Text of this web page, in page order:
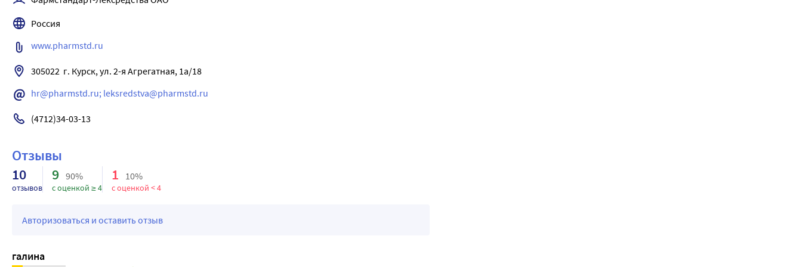
вещества в кровь, но могут развиться сухость во рту, затруднение аккомодации, тахикардия.
Лечение симптоматическое.
Значительная передозировка может вызвать симптомы, связанные с холинолитическим действием препарата со стороны центральной
Соответствующие поддерживающие меры должны приниматься при любых подозрениях на передозировку. При необходимости
показано незамедлительное симптоматическое лечение под наблюдением врача. Эти меры должны включать наблюдение за
пациентом в течение шести часов. В случае тяжелого отравления с остановкой сердца реанимационные действия должны
продолжаться не менее 1 часа.
Россия
www.pharmstd.ru
305022  г. Курск, ул. 2-я Агрегатная, 1а/18
hr@pharmstd.ru; leksredstva@pharmstd.ru
(4712)34-03-13
Отзывы
10
отзывов
9 90%
с оценкой ≥ 4
1 10%
с оценкой < 4
Авторизоваться и оставить отзыв
галина